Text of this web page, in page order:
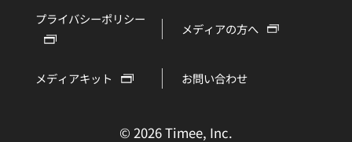
プライバシーポリシー
メディアの方へ
メディアキット お問い合わせ
© 2026 Timee, Inc.